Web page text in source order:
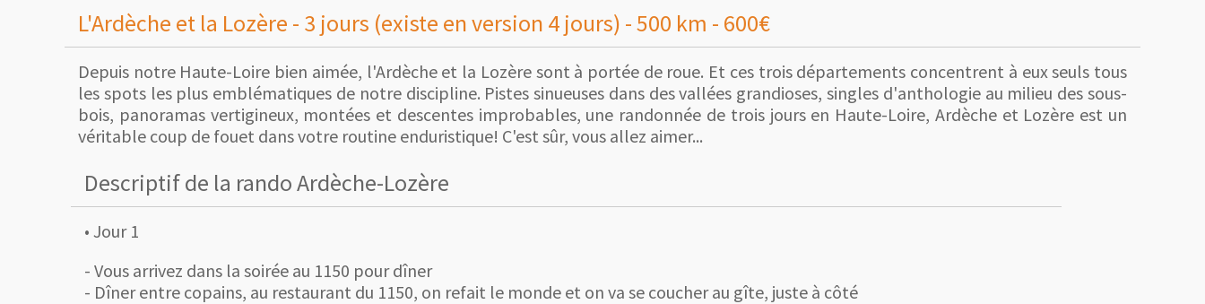
L'Ardèche et la Lozère - 3 jours (existe en version 4 jours) - 500 km - 600€
Depuis notre Haute-Loire bien aimée, l'Ardèche et la Lozère sont à portée de roue. Et ces trois départements concentrent à eux seuls tous
les spots les plus emblématiques de notre discipline. Pistes sinueuses dans des vallées grandioses, singles d'anthologie au milieu des sous-
bois, panoramas vertigineux, montées et descentes improbables, une randonnée de trois jours en Haute-Loire, Ardèche et Lozère est un
véritable coup de fouet dans votre routine enduristique! C'est sûr, vous allez aimer...
Descriptif de la rando Ardèche-Lozère
• Jour 1
- Vous arrivez dans la soirée au 1150 pour dîner
- Dîner entre copains, au restaurant du 1150, on refait le monde et on va se coucher au gîte, juste à côté